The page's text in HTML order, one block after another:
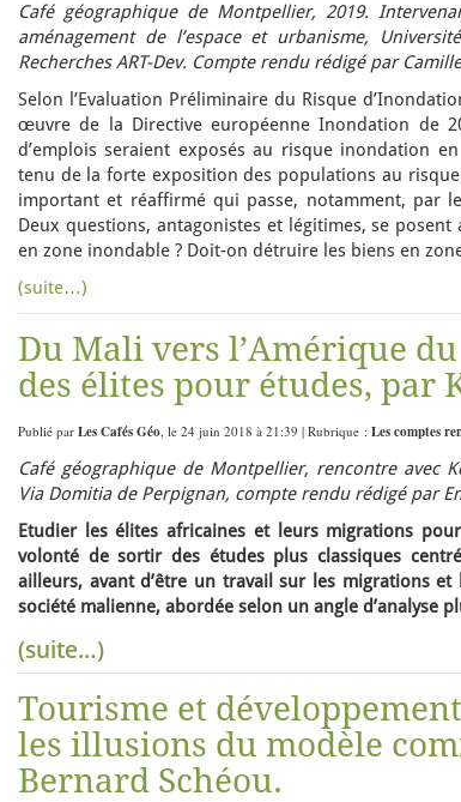
Café géographique de Montpellier, 2019.
aménagement de l’espace et urbanisme,
Recherches ART-Dev. Compte rendu rédigé par
Selon l’Evaluation Préliminaire du Risque
œuvre de la Directive européenne Inondation de
d’emplois seraient exposés au risque inondation
tenu de la forte exposition des populations au
important et réaffirmé qui passe, notamment, par
Deux questions, antagonistes et légitimes, se
en zone inondable ? Doit-on détruire les biens en
(suite…)
Du Mali vers l’Amérique
des élites pour études, par
Publié par Les Cafés Géo, le 24 juin 2018 à 21:39 | Rubrique : Les comptes
Café géographique de Montpellier, rencontre avec
Via Domitia de Perpignan, compte rendu rédigé par
Etudier les élites africaines et leurs migrations
volonté de sortir des études plus classiques
ailleurs, avant d’être un travail sur les migrations
société malienne, abordée selon un angle d’analyse
(suite…)
Tourisme et
les illusions du modèle
Bernard Schéou.